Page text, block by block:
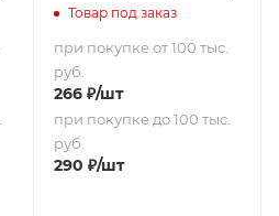
Товар под заказ
при покупке от 100 тыс.
руб.
266₽/шт
при покупке до 100 тыс.
руб.
290 ₽/шт